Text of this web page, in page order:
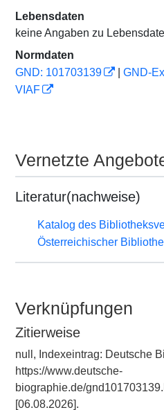
Lebensdaten
keine Angaben zu
Normdaten
GND: 101703139
GND-
VIAF
Vernetzte
Literatur(nachweise)
Katalog des
Österreichischer
Verknüpfungen
Zitierweise
null, Indexeintrag: Deutsche
https://www.deutsche-
biographie.de/
[06.08.2026].